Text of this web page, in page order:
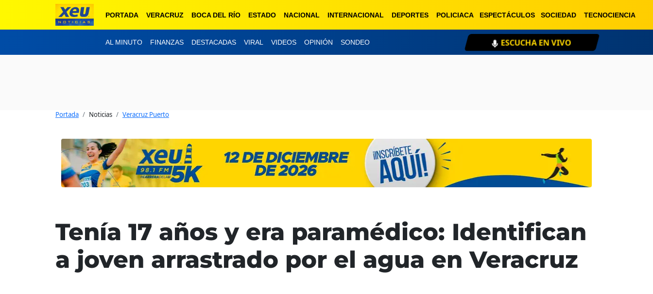
PORTADA VERACRUZ BOCA DEL RÍO ESTADO NACIONAL INTERNACIONAL DEPORTES POLICIACA ESPECTÁCULOS SOCIEDAD TECNOCIENCIA
AL MINUTO FINANZAS DESTACADAS VIRAL VIDEOS OPINIÓN SONDEO ESCUCHA EN VIVO
Portada Noticias Veracruz Puerto
Tenía 17 años y era paramédico: Identifican
a joven arrastrado por el agua en Veracruz